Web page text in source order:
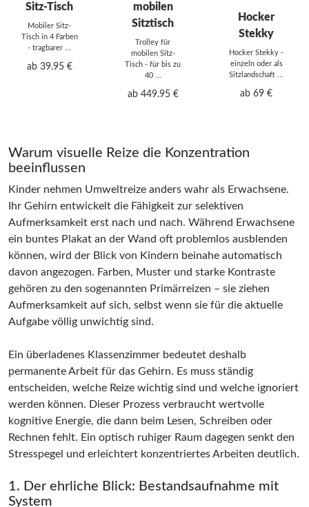
Sitz-Tisch
Mobiler Sitz-
Tisch in 4 Farben
- tragbarer ...
ab 39.95 €
mobilen
Sitztisch
Trolley für
mobilen Sitz-
Tisch - für bis zu
40 ...
ab 449.95 €
Hocker
Stekky
Hocker Stekky -
einzeln oder als
Sitzlandschaft ...
ab 69 €
Warum visuelle Reize die Konzentration
beeinflussen
Kinder nehmen Umweltreize anders wahr als Erwachsene.
Ihr Gehirn entwickelt die Fähigkeit zur selektiven
Aufmerksamkeit erst nach und nach. Während Erwachsene
ein buntes Plakat an der Wand oft problemlos ausblenden
können, wird der Blick von Kindern beinahe automatisch
davon angezogen. Farben, Muster und starke Kontraste
gehören zu den sogenannten Primärreizen – sie ziehen
Aufmerksamkeit auf sich, selbst wenn sie für die aktuelle
Aufgabe völlig unwichtig sind.
Ein überladenes Klassenzimmer bedeutet deshalb
permanente Arbeit für das Gehirn. Es muss ständig
entscheiden, welche Reize wichtig sind und welche ignoriert
werden können. Dieser Prozess verbraucht wertvolle
kognitive Energie, die dann beim Lesen, Schreiben oder
Rechnen fehlt. Ein optisch ruhiger Raum dagegen senkt den
Stresspegel und erleichtert konzentriertes Arbeiten deutlich.
1. Der ehrliche Blick: Bestandsaufnahme mit
System